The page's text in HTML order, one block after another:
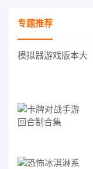
专题推荐